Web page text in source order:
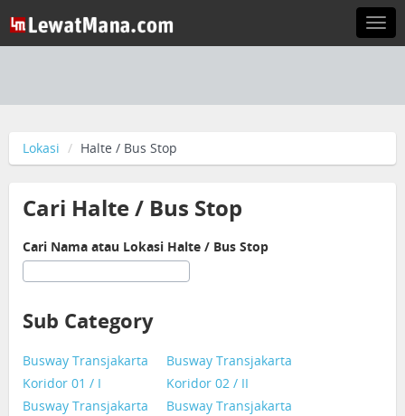
Lokasi Halte / Bus Stop
Cari Halte / Bus Stop
Cari Nama atau Lokasi Halte / Bus Stop
Sub Category
Busway Transjakarta
Koridor 01 / I
Busway Transjakarta
Koridor 02 / II
Busway Transjakarta
Busway Transjakarta